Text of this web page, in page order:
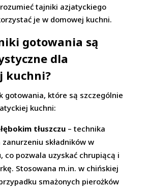
tajniki azjatyckiego
je w domowej kuchni.
gotowania są
dla
kuchni?
gotowania, które są szczególnie
kuchni:
tłuszczu – technika
składników w
co pozwala uzyskać chrupiącą i
Stosowana m.in. w chińskiej
smażonych pierożków